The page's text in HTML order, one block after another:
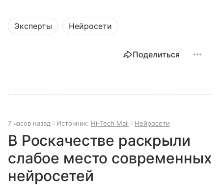
Эксперты Нейросети
Поделиться
7 часов назад Источник: Hi-Tech Mail Нейросети
В Роскачестве раскрыли
слабое место современных
нейросетей